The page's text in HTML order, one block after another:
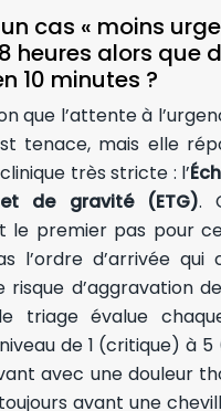
cas « moins
heures alors que
10 minutes ?
que l’attente à
tenace, mais elle
très stricte : l’
de gravité (ETG).
le premier pas pour
l’ordre d’arrivée
risque d’aggravation
triage évalue
de 1 (critique) à
avec une douleur
avant une